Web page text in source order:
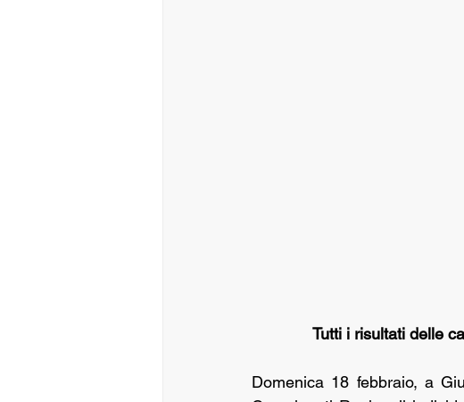
Tutti i risultati delle
Domenica 18 febbraio, a